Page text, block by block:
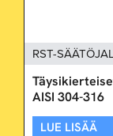
RST-
AISI 304-316
LUE LISÄÄ